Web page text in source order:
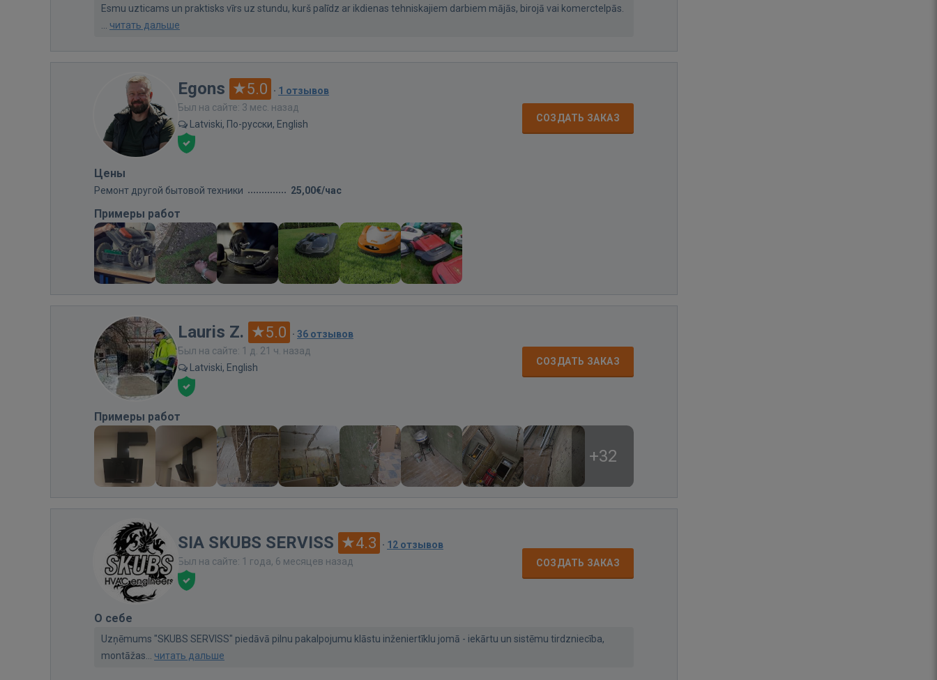
Esmu uzticams un praktisks vīrs uz stundu, kurš palīdz ar ikdienas tehniskajiem darbiem mājās, birojā vai komerctelpās.
читать дальше
Egons 5.0 · 1 отзывов
Был на сайте: 3 мес. назад
Latviski, По-русски, English
СОЗДАТЬ ЗАКАЗ
Цены
Ремонт другой бытовой техники 25,00€/час
Примеры работ
Lauris Z. 5.0 · 36 отзывов
Был на сайте: 1 д. 21 ч. назад
Latviski, English
СОЗДАТЬ ЗАКАЗ
Примеры работ
+32
SIA SKUBS SERVISS 4.3 · 12 отзывов
Был на сайте: 1 года, 6 месяцев назад
СОЗДАТЬ ЗАКАЗ
О себе
Uzņēmums "SKUBS SERVISS" piedāvā pilnu pakalpojumu klāstu inženiertīklu jomā - iekārtu un sistēmu tirdzniecība,
montāžas... читать дальше